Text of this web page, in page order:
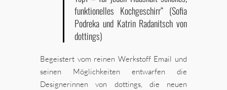
funktionelles Kochgeschirr“ (Sofia
Podreka und Katrin Radanitsch von
dottings)
Begeistert vom reinen Werkstoff Email und
seinen Möglichkeiten entwarfen die
Designerinnen von dottings, die neuen